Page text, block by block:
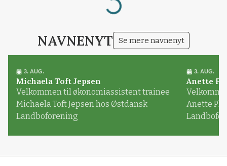
Loading...
NAVNENYT Se mere navnenyt
3. AUG.
Michaela Toft Jepsen
Velkommen til økonomiassistent trainee
Michaela Toft Jepsen hos Østdansk
Landboforening
3. AUG.
Anette
Anette